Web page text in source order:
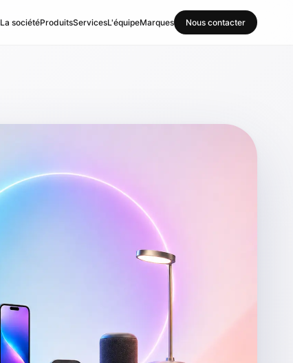
La sociétéProduitsServicesL'équipeMarques Nous contacter